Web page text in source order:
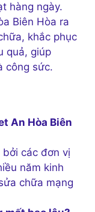
hàng ngày.
Biên Hòa ra
khắc phục
quả, giúp
công sức.
An Hòa Biên
các đơn vị
năm kinh
chữa mạng